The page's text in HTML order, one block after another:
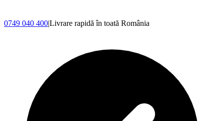
0749 040 400|Livrare rapidă în toată România